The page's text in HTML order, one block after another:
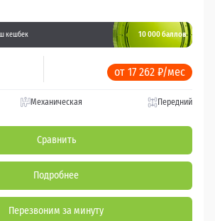
кешбек 10 000 баллов
от 17 262 ₽/мес
Механическая Передний
Сравнить
Подробнее
Перезвоним за минуту